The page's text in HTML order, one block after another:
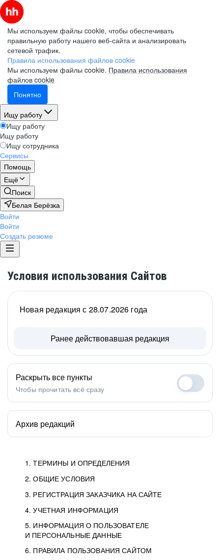
Мы используем файлы cookie, чтобы обеспечивать
правильную работу нашего веб-сайта и анализировать
сетевой трафик.
Правила использования файлов cookie
Мы используем файлы cookie. Правила использования
файлов cookie
Понятно
Ищу работу
Ищу работу
Ищу работу
Ищу сотрудника
Сервисы
Помощь
Ещё
Поиск
Белая Берёзка
Войти
Войти
Создать резюме
Условия использования Сайтов
1. ТЕРМИНЫ И ОПРЕДЕЛЕНИЯ
2. ОБЩИЕ УСЛОВИЯ
3. РЕГИСТРАЦИЯ ЗАКАЗЧИКА НА САЙТЕ
4. УЧЕТНАЯ ИНФОРМАЦИЯ
5. ИНФОРМАЦИЯ О ПОЛЬЗОВАТЕЛЕ
И ПЕРСОНАЛЬНЫЕ ДАННЫЕ
6. ПРАВИЛА ПОЛЬЗОВАНИЯ САЙТОМ
Новая редакция с 28.07.2026 года
Ранее действовавшая редакция
Раскрыть все пункты
Чтобы прочитать всё сразу
Архив редакций